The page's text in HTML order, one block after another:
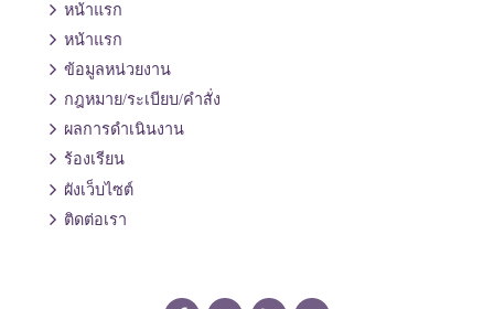
หน้าแรก
หน้าแรก
ข้อมูลหน่วยงาน
กฎหมาย/ระเบียบ/คำสั่ง
ผลการดำเนินงาน
ร้องเรียน
ผังเว็บไซต์
ติดต่อเรา